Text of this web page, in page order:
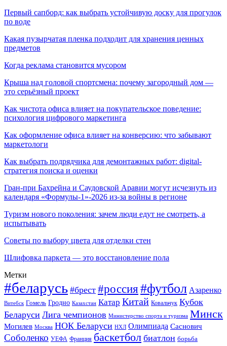
Первый сапборд: как выбрать устойчивую доску для прогулок
по воде
Какая пузырчатая пленка подходит для хранения ценных
предметов
Когда реклама становится мусором
Крыша над головой спортсмена: почему загородный дом —
это серьёзный проект
Как чистота офиса влияет на покупательское поведение:
психология цифрового маркетинга
Как оформление офиса влияет на конверсию: что забывают
маркетологи
Как выбрать подрядчика для демонтажных работ: digital-
стратегия поиска и оценки
Гран-при Бахрейна и Саудовской Аравии могут исчезнуть из
календаря «Формулы-1»-2026 из-за войны в регионе
Туризм нового поколения: зачем люди едут не смотреть, а
испытывать
Советы по выбору цвета для отделки стен
Шлифовка паркета — это восстановление пола
Метки
#беларусь #брест #россия#футбол Азаренко
Витебск Гомель Гродно Казахстан Катар Китай Ковальчук Кубок
Беларуси Лига чемпионов Министерство спорта и туризма Минск
Могилев Москва НОК Беларуси НХЛ Олимпиада Саснович
Соболенко УЕФА Франция баскетбол биатлон борьба